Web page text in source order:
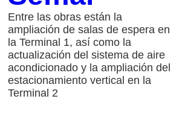
Entre las obras están la
ampliación de salas de espera en
la Terminal 1, así como la
actualización del sistema de aire
acondicionado y la ampliación del
estacionamiento vertical en la
Terminal 2